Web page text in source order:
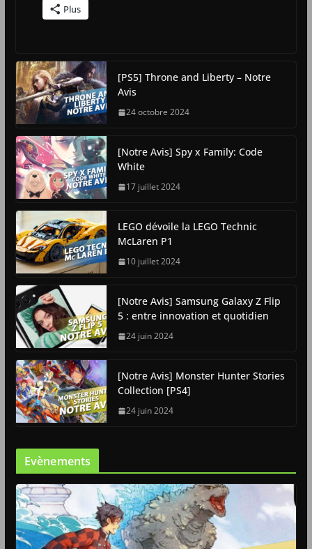
Plus
[PS5] Throne and Liberty – Notre
Avis
24 octobre 2024
[Notre Avis] Spy x Family: Code
White
17 juillet 2024
LEGO dévoile la LEGO Technic
McLaren P1
10 juillet 2024
[Notre Avis] Samsung Galaxy Z Flip
5 : entre innovation et quotidien
24 juin 2024
[Notre Avis] Monster Hunter Stories
Collection [PS4]
24 juin 2024
Evènements